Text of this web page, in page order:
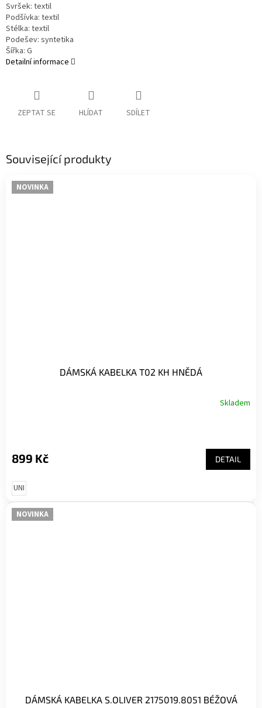
Svršek: textil
Podšívka: textil
Stélka: textil
Podešev: syntetika
Šířka: G
Detailní informace
ZEPTAT SE HLÍDAT SDÍLET
Související produkty
NOVINKA
DÁMSKÁ KABELKA T02 KH HNĚDÁ
Skladem
899 Kč DETAIL
UNI
NOVINKA
DÁMSKÁ KABELKA S.OLIVER 2175019.8051 BÉŽOVÁ